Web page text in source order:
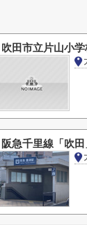
吹田市立片山小学
阪急千里線「吹田